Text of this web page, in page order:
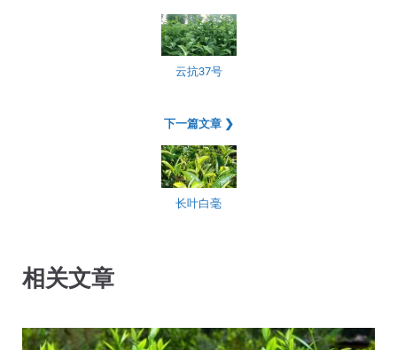
云抗37号
下一篇文章 ❯
长叶白毫
相关文章